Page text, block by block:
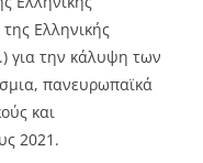
Ελληνικής
για την κάλυψη των
πανευρωπαϊκά
και
2021.